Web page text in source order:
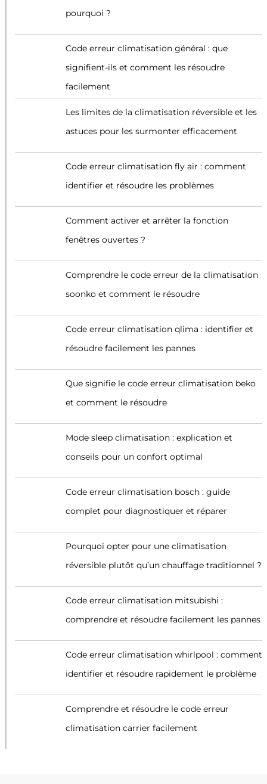
pourquoi ?
Code erreur climatisation général : que
signifient-ils et comment les résoudre
facilement
Les limites de la climatisation réversible et les
astuces pour les surmonter efficacement
Code erreur climatisation fly air : comment
identifier et résoudre les problèmes
Comment activer et arrêter la fonction
fenêtres ouvertes ?
Comprendre le code erreur de la climatisation
soonko et comment le résoudre
Code erreur climatisation qlima : identifier et
résoudre facilement les pannes
Que signifie le code erreur climatisation beko
et comment le résoudre
Mode sleep climatisation : explication et
conseils pour un confort optimal
Code erreur climatisation bosch : guide
complet pour diagnostiquer et réparer
Pourquoi opter pour une climatisation
réversible plutôt qu’un chauffage traditionnel ?
Code erreur climatisation mitsubishi :
comprendre et résoudre facilement les pannes
Code erreur climatisation whirlpool : comment
identifier et résoudre rapidement le problème
Comprendre et résoudre le code erreur
climatisation carrier facilement